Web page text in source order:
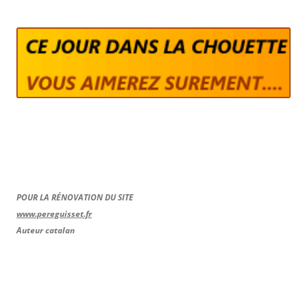
POUR LA RÉNOVATION DU SITE
www.pereguisset.fr
Auteur catalan